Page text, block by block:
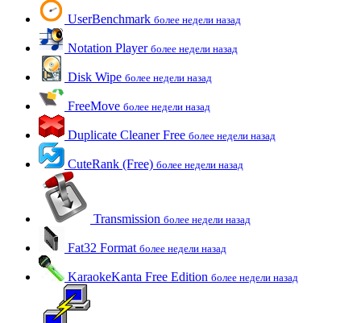
UserBenchmark более недели назад
Notation Player более недели назад
Disk Wipe более недели назад
FreeMove более недели назад
Duplicate Cleaner Free более недели назад
CuteRank (Free) более недели назад
Transmission более недели назад
Fat32 Format более недели назад
KaraokeKanta Free Edition более недели назад